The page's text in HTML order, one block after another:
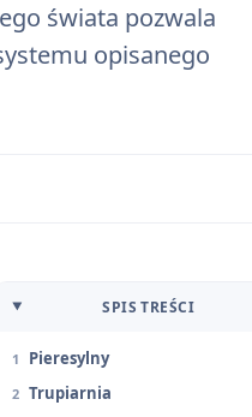
świata pozwala
opisanego
SPIS TREŚCI
Pieresylny
Trupiarnia